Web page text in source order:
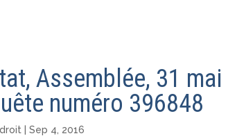
Assemblée, 31
numéro 396848
|Sep 4, 2016